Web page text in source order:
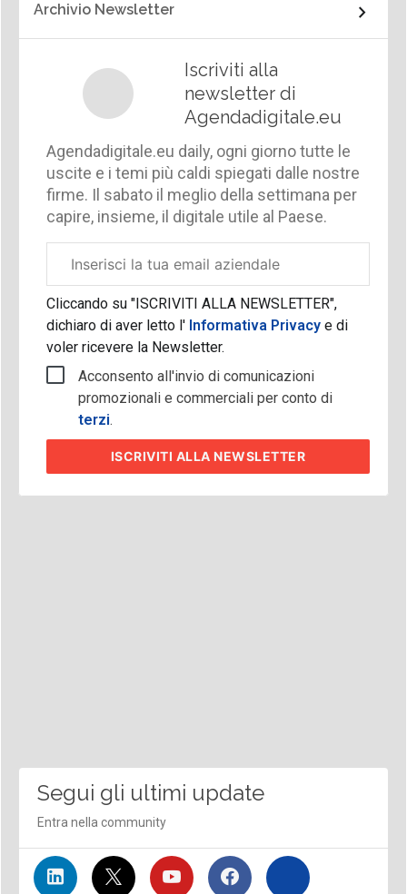
Archivio Newsletter
Iscriviti alla
newsletter di
Agendadigitale.eu
Agendadigitale.eu daily, ogni giorno tutte le
uscite e i temi più caldi spiegati dalle nostre
firme. Il sabato il meglio della settimana per
capire, insieme, il digitale utile al Paese.
aziendale
Cliccando su "ISCRIVITI ALLA NEWSLETTER",
dichiaro di aver letto l'Informativa Privacy e di
voler ricevere la Newsletter.
Acconsento all'invio di comunicazioni
promozionali e commerciali per conto di
terzi.
ISCRIVITI ALLA NEWSLETTER
Segui gli ultimi update
Entra nella community